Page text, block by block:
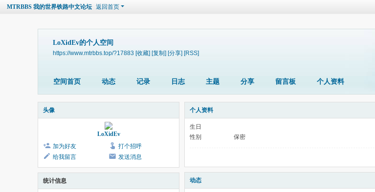
MTRBBS 我的世界铁路中文论坛 返回首页
LoXidEv的个人空间
https://www.mtrbbs.top/?17883 [收藏] [复制] [分享] [RSS]
空间首页 动态 记录 日志 主题 分享 留言板 个人资料
头像
LoXidEv
加为好友
打个招呼
给我留言
发送消息
统计信息
个人资料
生日
性别
保密
动态